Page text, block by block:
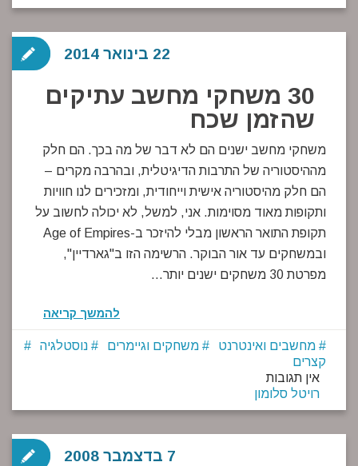
30 משחקי מחשב עתיקים
שהזמן שכח
משחקי מחשב ישנים הם לא דבר של מה בכך. הם חלק
מההיסטוריה של התרבות הדיגיטלית, ובהרבה מקרים –
הם חלק מהיסטוריה אישית וייחודית, ומזכירים לנו חוויות
ותקופות מאוד מסוימות. אני, למשל, לא יכולה לחשוב על
תקופת התואר הראשון מבלי להיזכר ב-Age of Empires
ובמשחקים עד אור הבוקר. הרשימה הזו ב"גארדיין",
מפרטת 30 משחקים ישנים יותר…
להמשך קריאה
22 בינואר 2014
מחשבים ואינטרנט משחקים וגיימרים
נוסטלגיה
קצרים
אין תגובות
רויטל סלומון
7 בדצמבר 2008